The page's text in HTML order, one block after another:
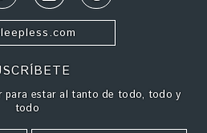
para estar al tanto de todo, todo y
todo